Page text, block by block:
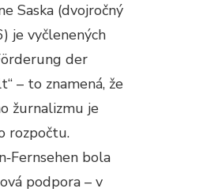
Saska (dvojročný
je vyčlenených
der
– to znamená, že
žurnalizmu je
rozpočtu.
bola
podpora – v